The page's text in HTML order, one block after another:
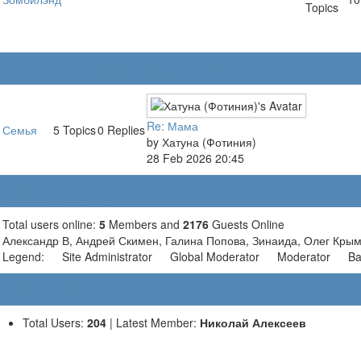
Topics
Семья 5 Topics0 RepliesRe: Мама
by Хатуна (Фотиния)
28 Feb 2026 20:45
Total users online: 5 Members and 2176 Guests Online
Александр В, Андрей Скимен, Галина Попова, Зинаида, Олег Крым
Legend:
Site Administrator Global Moderator Moderator
Total Users: 204 | Latest Member: Николай Алексеев